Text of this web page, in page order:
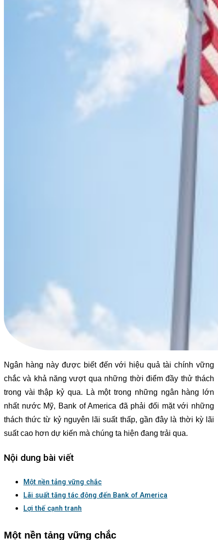
Ngân hàng này được biết đến với hiệu quả tài chính vững
chắc và khả năng vượt qua những thời điểm đầy thử thách
trong vài thập kỷ qua. Là một trong những ngân hàng lớn
nhất nước Mỹ, Bank of America đã phải đối mặt với những
thách thức từ kỷ nguyên lãi suất thấp, gần đây là thời kỳ lãi
suất cao hơn dự kiến ​​mà chúng ta hiện đang trải qua.
Nội dung bài viết
Một nền tảng vững chắc
Lãi suất tăng tác động đến Bank of America
Lợi thế cạnh tranh
Một nền tảng vững chắc